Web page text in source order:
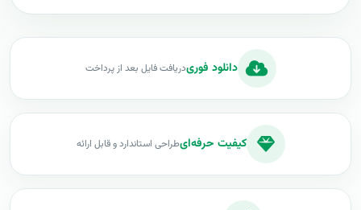
دانلود فوریدریافت فایل بعد از پرداخت
کیفیت حرفه‌ایطراحی استاندارد و قابل ارائه